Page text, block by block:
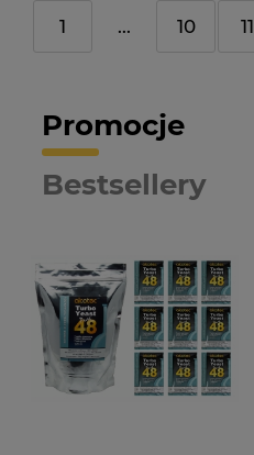
1 ... 10 11
Promocje
Bestsellery